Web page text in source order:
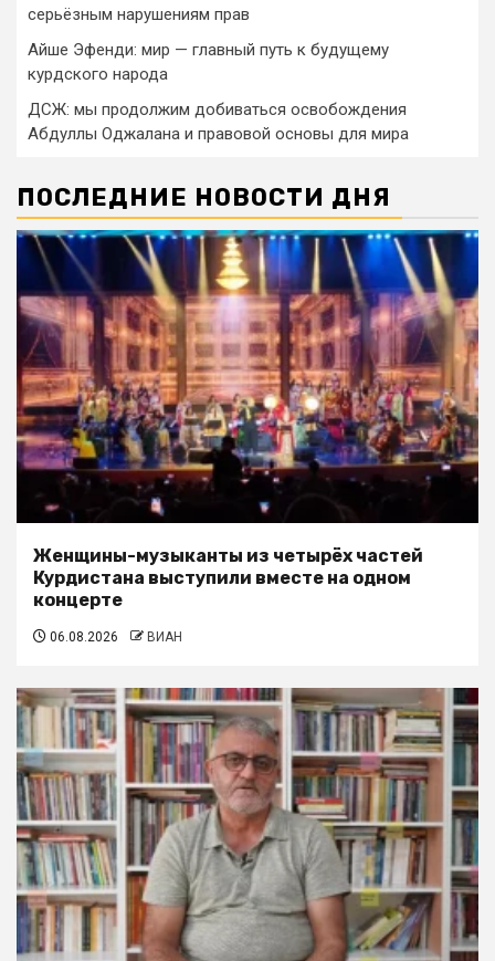
серьёзным нарушениям прав
Айше Эфенди: мир — главный путь к будущему
курдского народа
ДСЖ: мы продолжим добиваться освобождения
Абдуллы Оджалана и правовой основы для мира
ПОСЛЕДНИЕ НОВОСТИ ДНЯ
Женщины-музыканты из четырёх частей
Курдистана выступили вместе на одном
концерте
06.08.2026 ВИАН